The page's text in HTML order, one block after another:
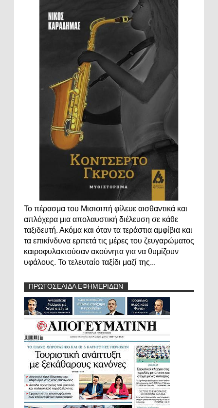
Το πέρασμα του Μισισιπή φίλευε αισθαντικά και
απλόχερα μια απολαυστική διέλευση σε κάθε
ταξιδευτή. Ακόμα και όταν τα τεράστια αμφίβια και
τα επικίνδυνα ερπετά τις μέρες του ζευγαρώματος
καιροφυλακτούσαν ακούνητα για να θυμίζουν
υφάλους. Το τελευταίο ταξίδι μαζί της...
ΠΡΩΤΟΣΕΛΙΔΑ ΕΦΗΜΕΡΙΔΩΝ